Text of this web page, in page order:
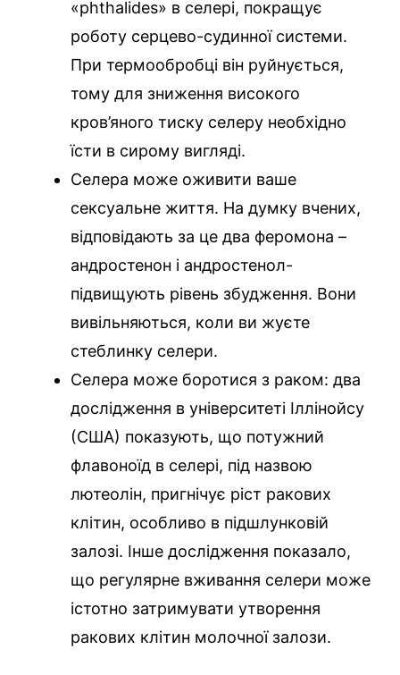
«phthalides» в селері, покращує
роботу серцево-судинної системи.
При термообробці він руйнується,
тому для зниження високого
кров’яного тиску селеру необхідно
їсти в сирому вигляді.
Селера може оживити ваше
сексуальне життя. На думку вчених,
відповідають за це два феромона –
андростенон і андростенол-
підвищують рівень збудження. Вони
вивільняються, коли ви жуєте
стеблинку селери.
Селера може боротися з раком: два
дослідження в університеті Іллінойсу
(США) показують, що потужний
флавоноїд в селері, під назвою
лютеолін, пригнічує ріст ракових
клітин, особливо в підшлунковій
залозі. Інше дослідження показало,
що регулярне вживання селери може
істотно затримувати утворення
ракових клітин молочної залози.